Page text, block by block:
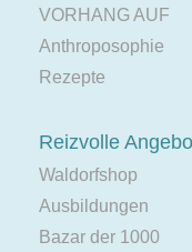
VORHANG AUF
Anthroposophie
Rezepte
Reizvolle
Waldorfshop
Ausbildungen
Bazar der 1000